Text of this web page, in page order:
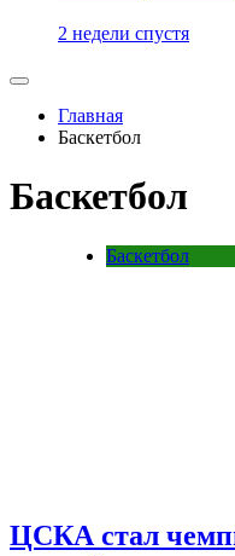
2 недели спустя
Главная
Баскетбол
Баскетбол
Баскетбол
ЦСКА стал